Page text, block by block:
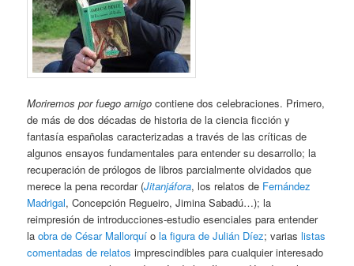
Moriremos por fuego amigo contiene dos celebraciones. Primero,
de más de dos décadas de historia de la ciencia ficción y
fantasía españolas caracterizadas a través de las críticas de
algunos ensayos fundamentales para entender su desarrollo; la
recuperación de prólogos de libros parcialmente olvidados que
merece la pena recordar (Jitanjáfora, los relatos de Fernández
Madrigal, Concepción Regueiro, Jimina Sabadú…); la
reimpresión de introducciones-estudio esenciales para entender
laobra de César Mallorquí ola figura de Julián Díez; variaslistas
comentadas de relatos imprescindibles para cualquier interesado